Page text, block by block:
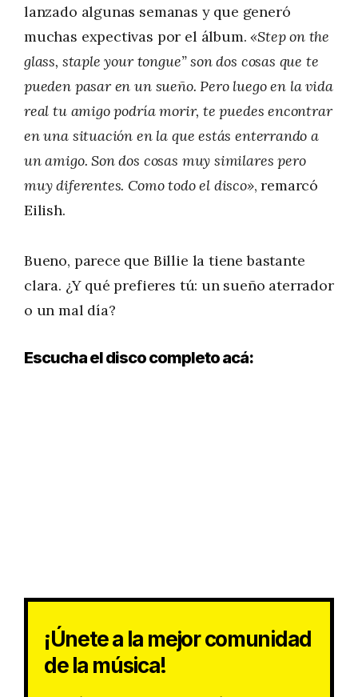
lanzado algunas semanas y que generó
muchas expectivas por el álbum.«Step on the
glass, staple your tongue” son dos cosas que te
pueden pasar en un sueño. Pero luego en la vida
real tu amigo podría morir, te puedes encontrar
en una situación en la que estás enterrando a
un amigo. Son dos cosas muy similares pero
muy diferentes. Como todo el disco», remarcó
Eilish.
Bueno, parece que Billie la tiene bastante
clara. ¿Y qué prefieres tú: un sueño aterrador
o un mal día?
Escucha el disco completo acá:
¡Únete a la mejor comunidad
de la música!